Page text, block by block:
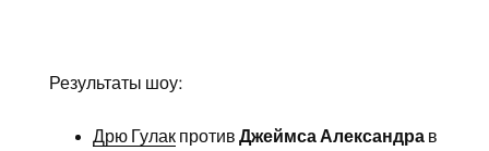
Результаты шоу:
Дрю Гулакпротив Джеймса Александрав